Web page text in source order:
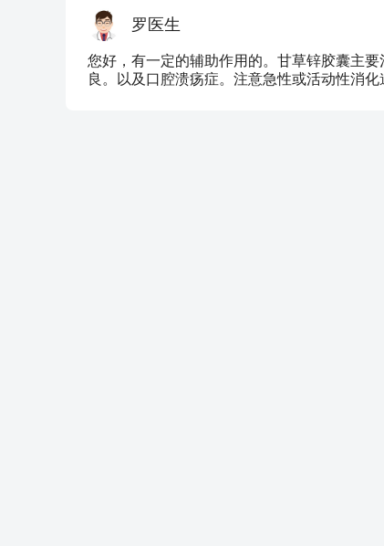
罗医生
您好，有一定的辅助作用的。甘草锌胶囊主
良。以及口腔溃疡症。注意急性或活动性消